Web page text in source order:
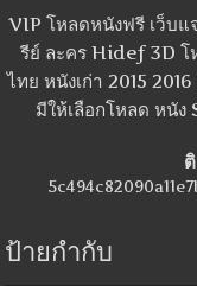
VIP โหลดหนังฟรี เว็บ
รีย์ ละคร Hidef 3D โ
ไทย หนังเก่า 2015
มีให้เลือกโหลด ห
ป้ายกำกับ